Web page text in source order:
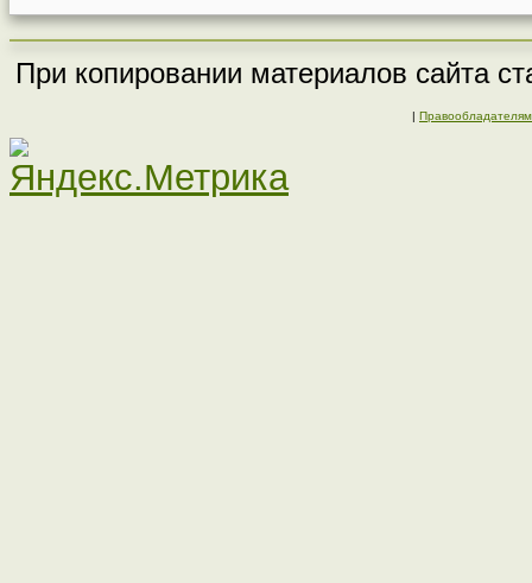
При копировании материалов сайта
| Правообладателям